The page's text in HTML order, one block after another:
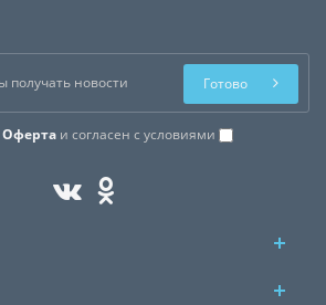
Офертаи согласен с условиями
Готово